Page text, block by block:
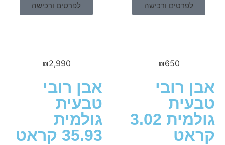
לפרטים ורכישה לפרטים ורכישה
רובי
גולמית 3.02
אבן רובי
טבעית
גולמית
35.93 קראט